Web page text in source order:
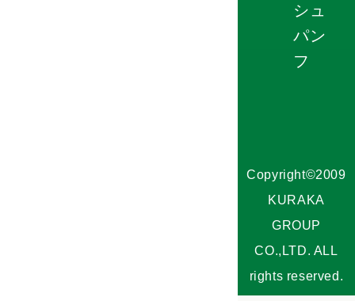
シュ
パン
フ
Copyright©2009
KURAKA
GROUP
CO.,LTD. ALL
rights reserved.